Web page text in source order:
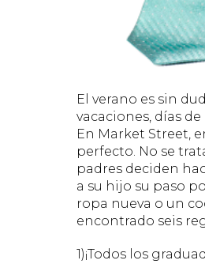
El verano es sin
vacaciones, días
En Market Street,
perfecto. No se
padres deciden
a su hijo su paso
ropa nueva o un
encontrado seis
1)¡Todos los